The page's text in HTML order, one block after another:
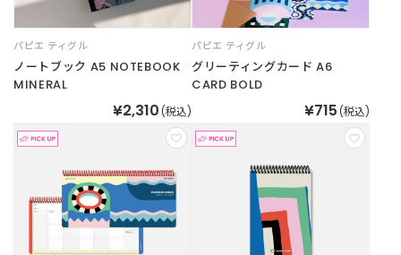
パピエ ティグル
ノートブック A5 NOTEBOOK
MINERAL
¥2,310 (税込)
パピエ ティグル
グリーティングカード A6
CARD BOLD
¥715 (税込)